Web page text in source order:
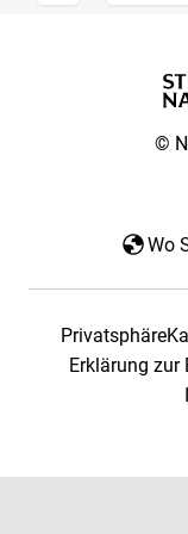
©
Wo
Privatsphäre
Erklärung zur